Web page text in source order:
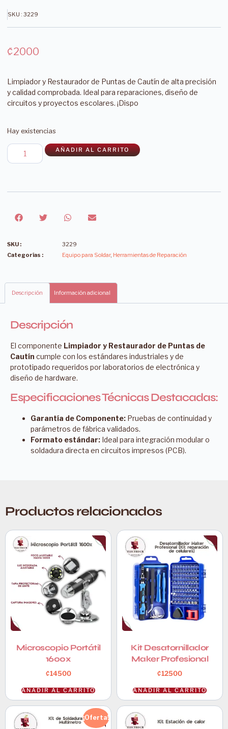
SKU : 3229
₡2000
Limpiador y Restaurador de Puntas de Cautín de alta precisión
y calidad comprobada. Ideal para reparaciones, diseño de
circuitos y proyectos escolares. ¡Dispo
Hay existencias
AÑADIR AL CARRITO
SKU :
3229
Categorías :
Equipo para Soldar, Herramientas de Reparación
Descripción Información adicional
Descripción
El componente Limpiador y Restaurador de Puntas de
Cautín cumple con los estándares industriales y de
prototipado requeridos por laboratorios de electrónica y
diseño de hardware.
Especificaciones Técnicas Destacadas:
Garantía de Componente: Pruebas de continuidad y
parámetros de fábrica validados.
Formato estándar: Ideal para integración modular o
soldadura directa en circuitos impresos (PCB).
Productos relacionados
Microscopio Portátil
1600x
₡14500
AÑADIR AL CARRITO
Kit Desatornillador
Maker Profesional
₡12500
AÑADIR AL CARRITO
¡Oferta!